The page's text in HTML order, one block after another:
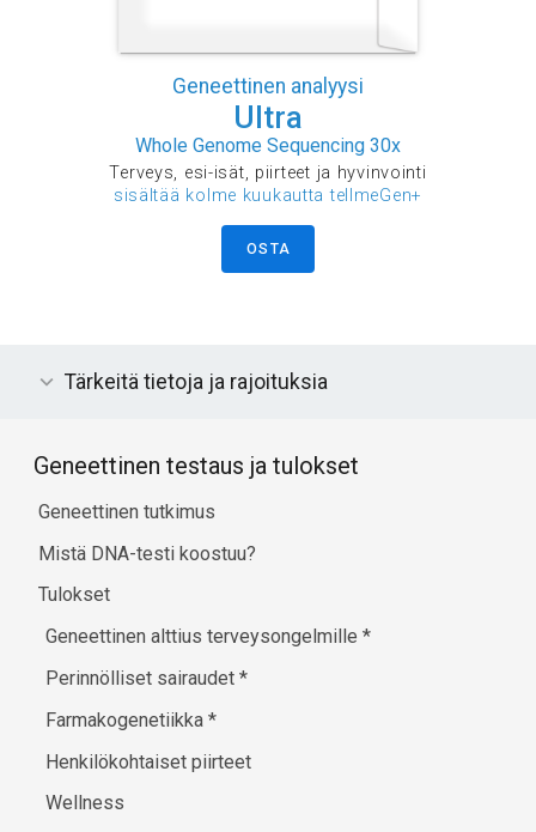
Geneettinen analyysi
Ultra
Whole Genome Sequencing 30x
Terveys, esi-isät, piirteet ja hyvinvointi
sisältää kolme kuukautta tellmeGen+
OSTA
Tärkeitä tietoja ja rajoituksia
Geneettinen testaus ja tulokset
Geneettinen tutkimus
Mistä DNA-testi koostuu?
Tulokset
Geneettinen alttius terveysongelmille*
Perinnölliset sairaudet*
Farmakogenetiikka*
Henkilökohtaiset piirteet
Wellness